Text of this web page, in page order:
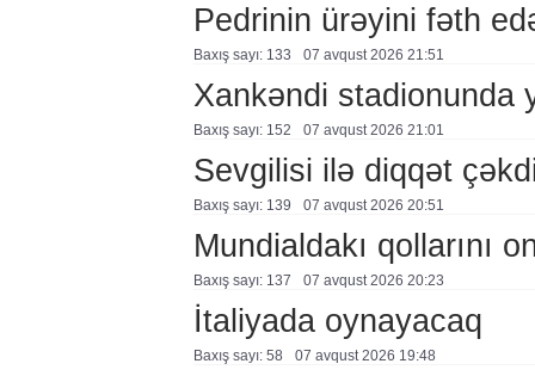
Pedrinin ürəyini fəth
Baxış sayı: 133 07 avqust 2026 21:51
Xankəndi stadionunda
Baxış sayı: 152 07 avqust 2026 21:01
Sevgilisi ilə diqqət
Baxış sayı: 139 07 avqust 2026 20:51
Mundialdakı qollarını
Baxış sayı: 137 07 avqust 2026 20:23
İtaliyada oynayacaq
Baxış sayı: 58 07 avqust 2026 19:48